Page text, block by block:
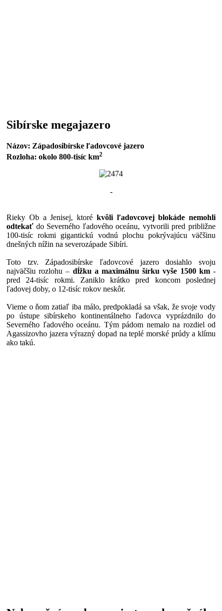
Sibírske megajazero
Názov: Západosibírske ľadovcové jazero
Rozloha: okolo 800-tisíc km2
-
Rieky Ob a Jenisej, ktoré kvôli ľadovcovej blokáde nemohli
odtekaťdo Severného ľadového oceánu, vytvorili pred približne
100-tisíc rokmi gigantickú vodnú plochu pokrývajúcu väčšinu
dnešných nížin na severozápade Sibíri.
Toto tzv. Západosibírske ľadovcové jazero dosiahlo svoju
najväčšiu rozlohu – dĺžku a maximálnu šírku vyše 1500 km-
pred 24-tisíc rokmi. Zaniklo krátko pred koncom poslednej
ľadovej doby, o 12-tisíc rokov neskôr.
Vieme o ňom zatiaľ iba málo, predpokladá sa však, že svoje vody
po ústupe sibírskeho kontinentálneho ľadovca vyprázdnilo do
Severného ľadového oceánu. Tým pádom nemalo na rozdiel od
Agassizovho jazera výrazný dopad na teplé morské prúdy a klímu
ako takú.